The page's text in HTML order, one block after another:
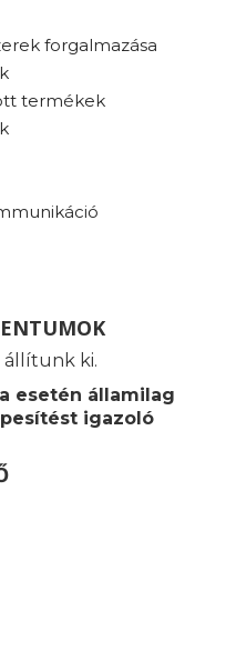
forgalmazása
termékek
állítunk ki.
esetén államilag
igazoló